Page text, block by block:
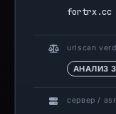
fortrx.cc
urlscan
АНАЛИЗ
сервер /